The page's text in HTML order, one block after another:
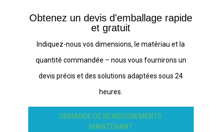
Obtenez un devis d'emballage rapide
et gratuit
Indiquez-nous vos dimensions, le matériau et la
quantité commandée – nous vous fournirons un
devis précis et des solutions adaptées sous 24
heures.
DEMANDE DE RENSEIGNEMENTS
MAINTENANT